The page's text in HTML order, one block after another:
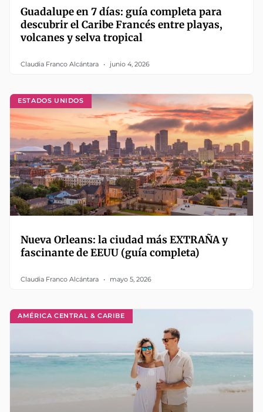
Guadalupe en 7 días: guía completa para
descubrir el Caribe Francés entre playas,
volcanes y selva tropical
Claudia Franco Alcántara junio 4, 2026
ESTADOS UNIDOS
Nueva Orleans: la ciudad más EXTRAÑA y
fascinante de EEUU (guía completa)
Claudia Franco Alcántara mayo 5, 2026
AMÉRICA CENTRAL & CARIBE